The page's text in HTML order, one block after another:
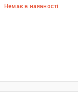
Немає в наявності